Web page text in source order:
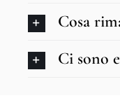
Cosa
Ci sono